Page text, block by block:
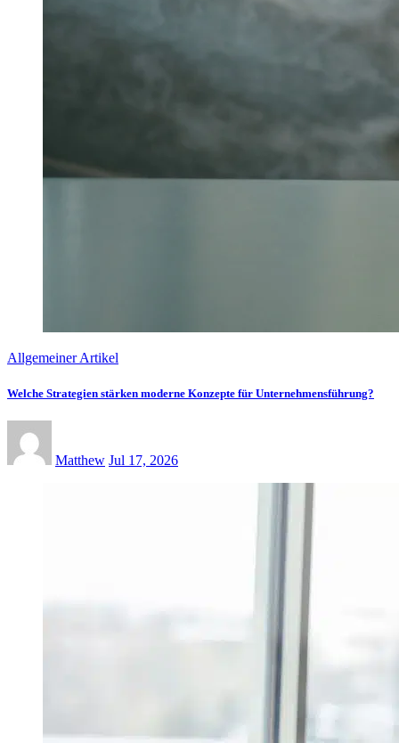
Allgemeiner Artikel
Welche Strategien stärken moderne Konzepte für Unternehmensführung?
Matthew Jul 17, 2026